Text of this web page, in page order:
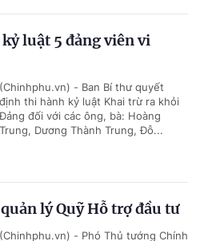
luật 5 đảng viên vi
(Chinhphu.vn) - Ban Bí thư quyết
định thi hành kỷ luật Khai trừ ra khỏi
Đảng đối với các ông, bà: Hoàng
Trung, Dương Thành Trung, Đỗ...
lý Quỹ Hỗ trợ đầu tư
(Chinhphu.vn) - Phó Thủ tướng Chính